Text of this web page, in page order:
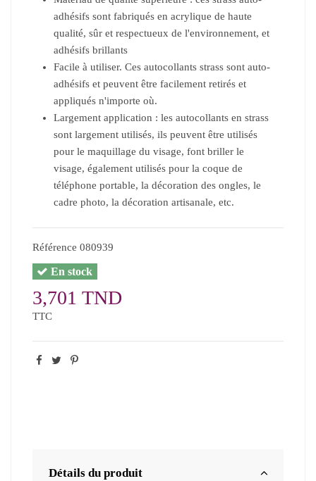
adhésifs sont fabriqués en acrylique de haute
qualité, sûr et respectueux de l'environnement, et
adhésifs brillants
Facile à utiliser. Ces autocollants strass sont auto-
adhésifs et peuvent être facilement retirés et
appliqués n'importe où.
Largement application : les autocollants en strass
sont largement utilisés, ils peuvent être utilisés
pour le maquillage du visage, font briller le
visage, également utilisés pour la coque de
téléphone portable, la décoration des ongles, le
cadre photo, la décoration artisanale, etc.
Référence 080939
En stock
3,701 TND
TTC
Détails du produit